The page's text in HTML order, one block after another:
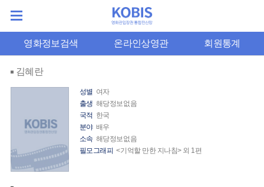
영화정보검색 온라인상영관 회원통계
김혜란
성별 여자
출생 해당정보없음
국적 한국
분야 배우
소속 해당정보없음
필모그래피 <기억할 만한 지나침> 외 1편